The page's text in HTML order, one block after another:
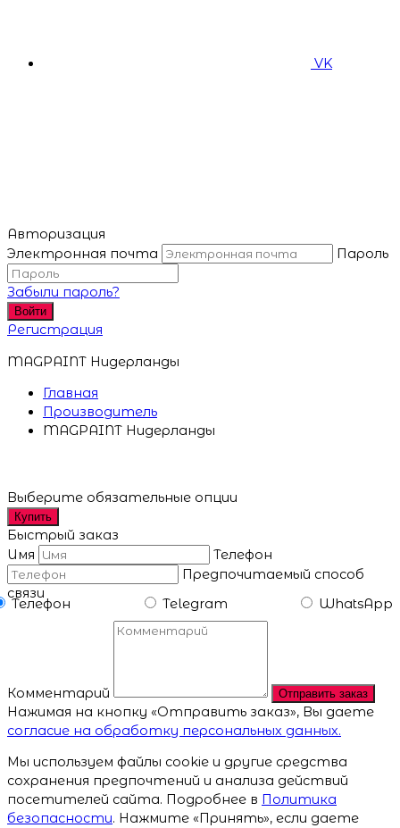
VK
Авторизация
Электронная почта
Пароль
Забыли пароль?
Войти
Регистрация
MAGPAINT Нидерланды
Главная
Производитель
MAGPAINT Нидерланды
Выберите обязательные опции
Купить
Быстрый заказ
Имя
Телефон
Предпочитаемый способ
связи
Телефон Telegram WhatsApp
Комментарий Отправить заказ
Нажимая на кнопку «Отправить заказ», Вы даете
согласие на обработку персональных данных.
Мы используем файлы cookie и другие средства
сохранения предпочтений и анализа действий
посетителей сайта. Подробнее в Политика
безопасности. Нажмите «Принять», если даете